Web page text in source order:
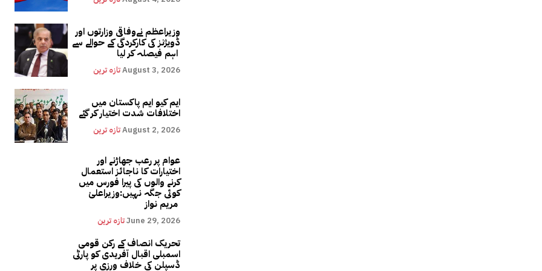
وزیراعظم نےوفاقی وزارتوں اور
ڈویژنز کی کارکردگی کے حوالے سے
تازہ ترینAugust 3, 2026
ایم کیو ایم پاکستان میں
اختلافات شدت اختیار کر گئے
تازہ ترینAugust 2, 2026
عوام پر رعب جھاڑنے اور
اختیارات کا ناجائز استعمال
کرنے والوں کی پیرا فورس میں
کوئی جگہ نہیں:وزیراعلیٰ
تازہ ترینJune 29, 2026
تحریک انصاف کے رکن قومی
اسمبلی اقبال آفریدی کو پارٹی
ڈسپلن کی خلاف ورزی پر